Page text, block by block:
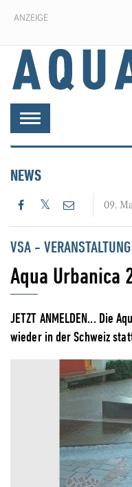
ANZEIGE
Toggle
navigation
NEWS
09.
VSA - VERANSTALTUNG
Aqua Urbanica
JETZT ANMELDEN... Die
wieder in der Schweiz